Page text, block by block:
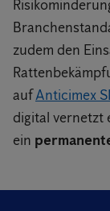
zudem den
aufAnticimex
digital vernetzt
ein